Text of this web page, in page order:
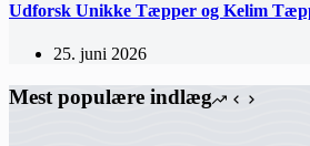
Udforsk Unikke Tæpper og Kelim
25. juni 2026
Mest populære indlæg